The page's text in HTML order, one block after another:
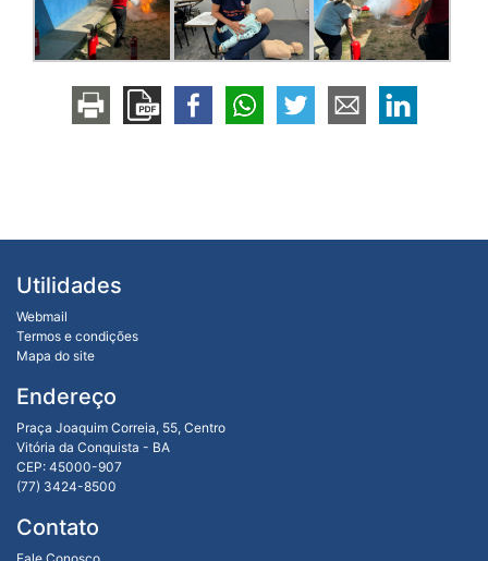
Utilidades
Webmail
Termos e condições
Mapa do site
Endereço
Praça Joaquim Correia, 55, Centro
Vitória da Conquista - BA
CEP: 45000-907
(77) 3424-8500
Contato